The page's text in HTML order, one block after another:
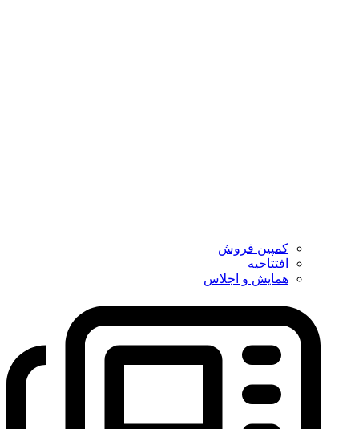
کمپین فروش
افتتاحیه
همایش و اجلاس